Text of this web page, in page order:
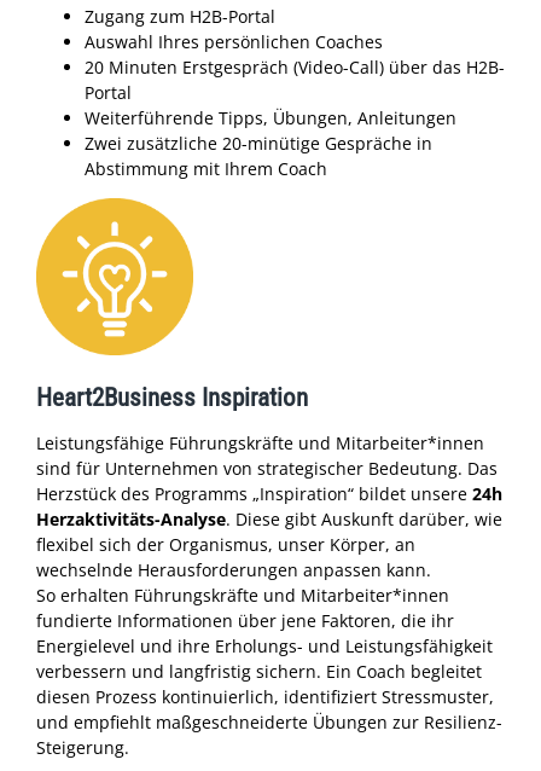
Zugang zum H2B-Portal
Auswahl Ihres persönlichen Coaches
20 Minuten Erstgespräch (Video-Call) über das H2B-
Portal
Weiterführende Tipps, Übungen, Anleitungen
Zwei zusätzliche 20-minütige Gespräche in
Abstimmung mit Ihrem Coach
Heart2Business Inspiration
Leistungsfähige Führungskräfte und Mitarbeiter*innen
sind für Unternehmen von strategischer Bedeutung. Das
Herzstück des Programms „Inspiration“ bildet unsere 24h
Herzaktivitäts-Analyse. Diese gibt Auskunft darüber, wie
flexibel sich der Organismus, unser Körper, an
wechselnde Herausforderungen anpassen kann.
So erhalten Führungskräfte und Mitarbeiter*innen
fundierte Informationen über jene Faktoren, die ihr
Energielevel und ihre Erholungs- und Leistungsfähigkeit
verbessern und langfristig sichern. Ein Coach begleitet
diesen Prozess kontinuierlich, identifiziert Stressmuster,
und empfiehlt maßgeschneiderte Übungen zur Resilienz-
Steigerung.